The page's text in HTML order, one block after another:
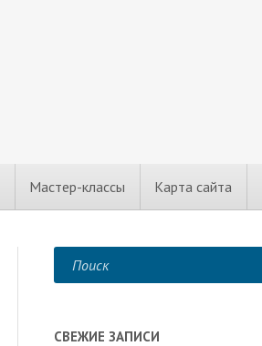
Мастер-классы Карта сайта
СВЕЖИЕ ЗАПИСИ